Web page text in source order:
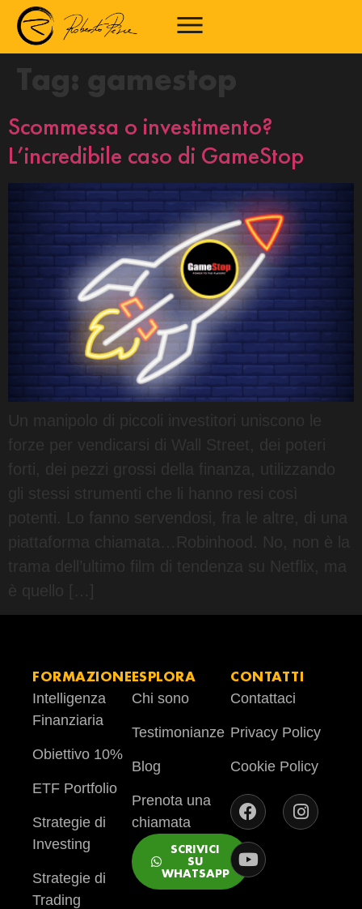
Tag: gamestop
Scommessa o investimento?
L’incredibile caso di GameStop
Un manipolo di piccoli investitori uniscono le
forze per vendicarsi di Wall Street, dei poteri
forti, dei pezzi grossi della finanza, utilizzando
gli stessi strumenti che li hanno resi così
potenti. Lo fanno servendosi, fra le altre, di una
piattaforma chiamata…Robinhood. No, non è la
trama dell’ultimo film di tendenza su Netflix, ma
FORMAZIONE
Intelligenza
Finanziaria
Obiettivo 10%
ETF Portfolio
Strategie di
Investing
Strategie di
Trading
ESPLORA
Chi sono
Testimonianze
Blog
Prenota una
chiamata
SCRIVICI
SU
WHATSAPP
CONTATTI
Contattaci
Privacy Policy
Cookie Policy